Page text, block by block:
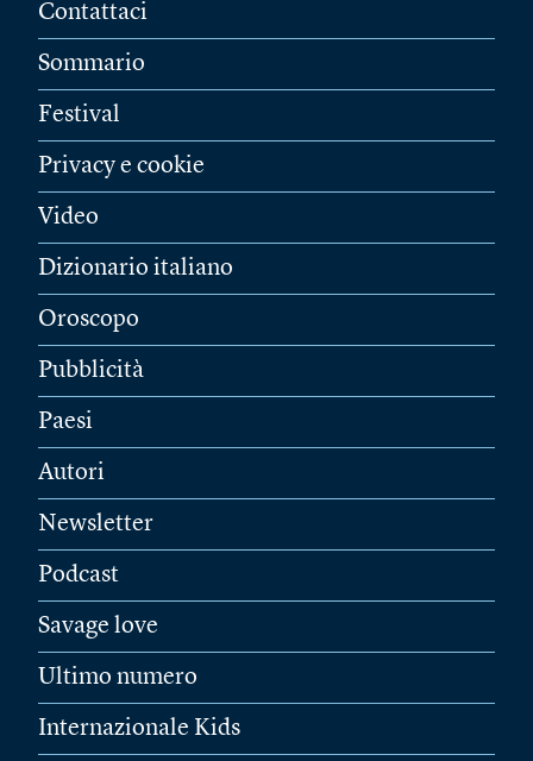
Contattaci
Sommario
Festival
Privacy e cookie
Video
Dizionario italiano
Oroscopo
Pubblicità
Paesi
Autori
Newsletter
Podcast
Savage love
Ultimo numero
Internazionale Kids